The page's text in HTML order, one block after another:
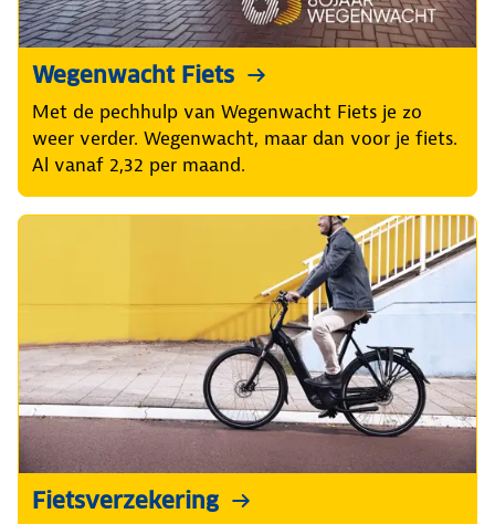
Wegenwacht Fiets
Met de pechhulp van Wegenwacht Fiets je zo
weer verder. Wegenwacht, maar dan voor je fiets.
Al vanaf 2,32 per maand.
Fietsverzekering